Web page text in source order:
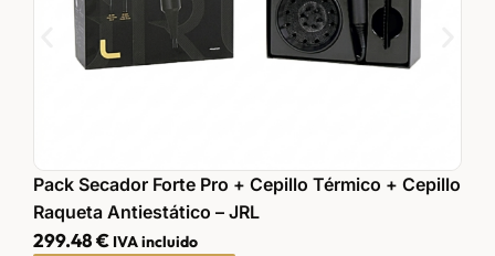
Pack Secador Forte Pro + Cepillo Térmico + Cepillo
Raqueta Antiestático – JRL
299.48€ IVA incluido